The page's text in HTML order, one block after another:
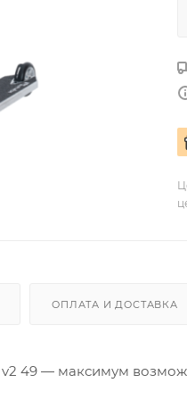
ОПЛАТА И ДОСТАВКА
49 — максимум